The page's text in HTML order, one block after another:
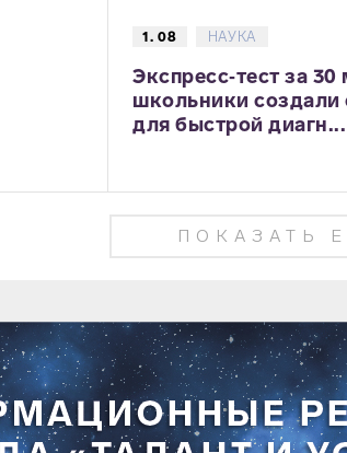
1. 08 НАУКА
Экспресс‑тест за 30
школьники создали
для быстрой диагн...
ПОКАЗАТЬ